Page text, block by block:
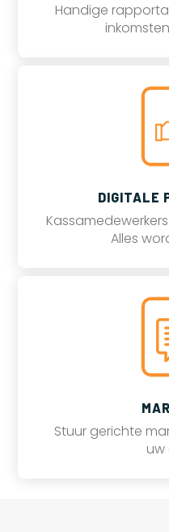
Handige
DIGITALE
Alles
Stuur gerichte
uw